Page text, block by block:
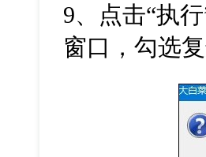
9、点击“执
窗口，勾选